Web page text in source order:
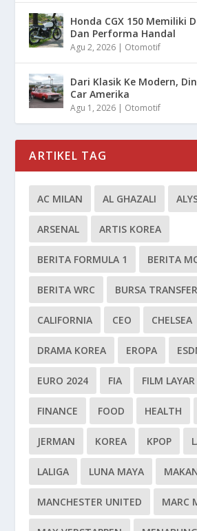
Honda CGX 150 Memiliki
Dan Performa Handal
Agu 2, 2026 | Otomotif
Dari Klasik Ke Modern,
Car Amerika
Agu 1, 2026 | Otomotif
ARTIKEL TAG
AC MILAN AL GHAZALI
ARSENAL ARTIS KOREA
BERITA FORMULA 1 BERITA
BERITA WRC BURSA
CALIFORNIA CEO CHELSEA
DRAMA KOREA EROPA
EURO 2024 FIA FILM
FINANCE FOOD HEALTH
JERMAN KOREA KPOP
LALIGA LUNA MAYA
MANCHESTER UNITED MARC